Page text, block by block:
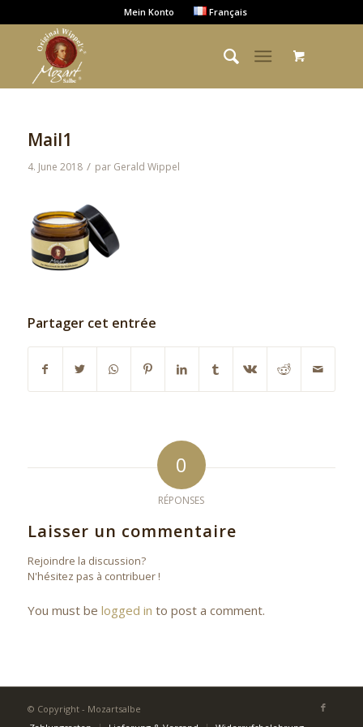
Mein Konto Français
Mail1
4. June 2018 / par Gerald Wippel
Partager cet entrée
0
RÉPONSES
Laisser un commentaire
Rejoindre la discussion?
N'hésitez pas à contribuer !
You must be logged in to post a comment.
© Copyright - Mozartsalbe